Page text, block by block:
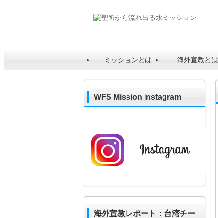
ミッションとは 海外宣教とは
WFS Mission Instagram
海外宣教レポート：台湾チー